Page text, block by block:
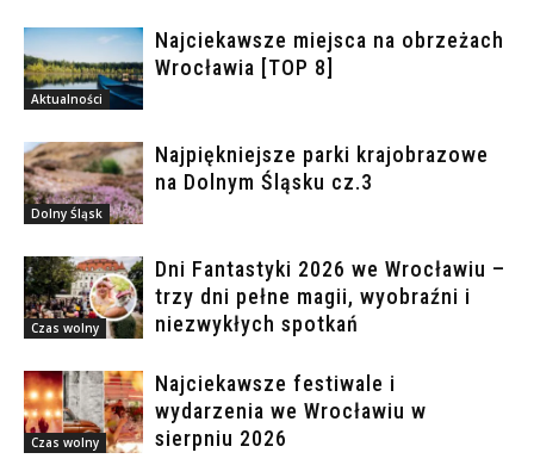
Aktualności
Najciekawsze miejsca na obrzeżach
Wrocławia [TOP 8]
Dolny Śląsk
Najpiękniejsze parki krajobrazowe
na Dolnym Śląsku cz.3
Czas wolny
Dni Fantastyki 2026 we Wrocławiu –
trzy dni pełne magii, wyobraźni i
niezwykłych spotkań
Czas wolny
Najciekawsze festiwale i
wydarzenia we Wrocławiu w
sierpniu 2026